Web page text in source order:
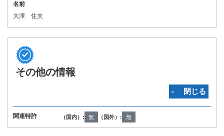
名前
大澤 住夫
その他の情報
‐ 閉じる
（IPC第8版）
H04B1/04 H04B1/18 H04B1/38 H04L27/26 H04W72/04 H04W72/06